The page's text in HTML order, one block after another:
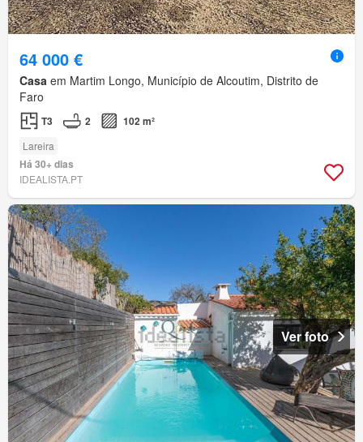
64 000 €
Casa em Martim Longo, Município de Alcoutim, Distrito de
Faro
T3 2 102 m²
Lareira
Há 30+ dias
IDEALISTA.PT
Ver foto